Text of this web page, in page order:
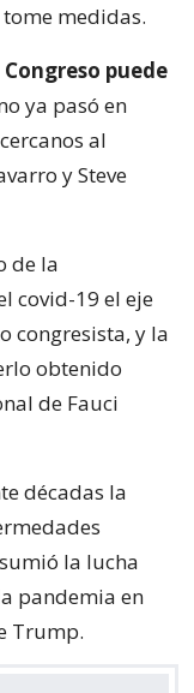
medidas.
Congreso puede
ya pasó en
al
y Steve
de la
covid-19 el eje
congresista, y la
obtenido
de Fauci
décadas la
la lucha
pandemia en
Trump.